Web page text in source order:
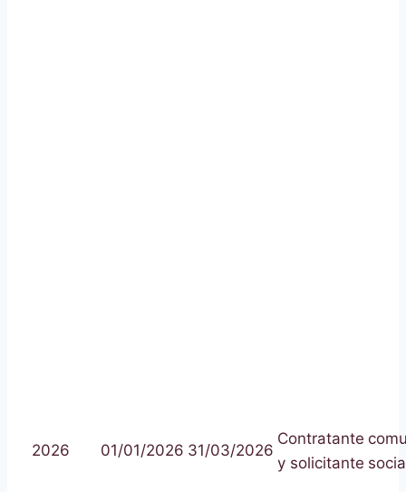
2026 01/01/2026 31/03/2026
Contratante
y solicitante